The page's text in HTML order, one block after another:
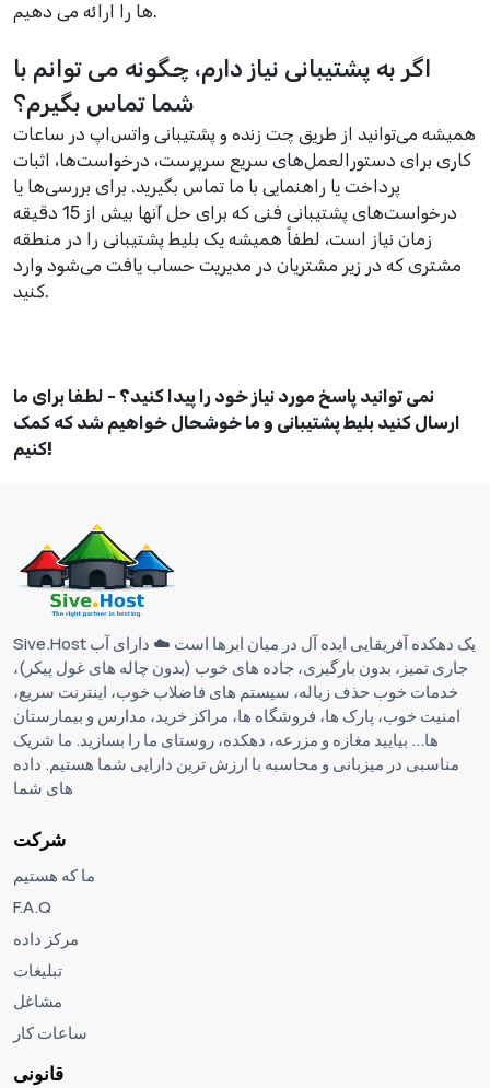
ها را ارائه می دهیم.
اگر به پشتیبانی نیاز دارم، چگونه می توانم با
شما تماس بگیرم؟
همیشه می‌توانید از طریق چت زنده و پشتیبانی واتس‌اپ در ساعات
کاری برای دستورالعمل‌های سریع سرپرست، درخواست‌ها، اثبات
پرداخت یا راهنمایی با ما تماس بگیرید. برای بررسی‌ها یا
درخواست‌های پشتیبانی فنی که برای حل آنها بیش از 15 دقیقه
زمان نیاز است، لطفاً همیشه یک بلیط پشتیبانی را در منطقه
مشتری که در زیر مشتریان در مدیریت حساب یافت می‌شود وارد
کنید.
نمی توانید پاسخ مورد نیاز خود را پیدا کنید؟ - لطفا برای ما
ارسال کنید بلیط پشتیبانی و ما خوشحال خواهیم شد که کمک
کنیم!
Sive.Host یک دهکده آفریقایی ایده آل در میان ابرها است ☁️ دارای آب
جاری تمیز، بدون بارگیری، جاده های خوب (بدون چاله های غول پیکر)،
خدمات خوب حذف زباله، سیستم های فاضلاب خوب، اینترنت سریع،
امنیت خوب، پارک ها، فروشگاه ها، مراکز خرید، مدارس و بیمارستان
ها... بیایید مغازه و مزرعه، دهکده، روستای ما را بسازید. ما شریک
مناسبی در میزبانی و محاسبه با ارزش ترین دارایی شما هستیم. داده
های شما
شرکت
ما که هستیم
F.A.Q
مرکز داده
تبلیغات
مشاغل
ساعات کار
قانونی